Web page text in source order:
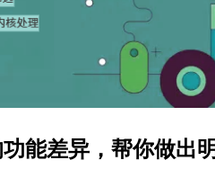
能差异，帮你做出